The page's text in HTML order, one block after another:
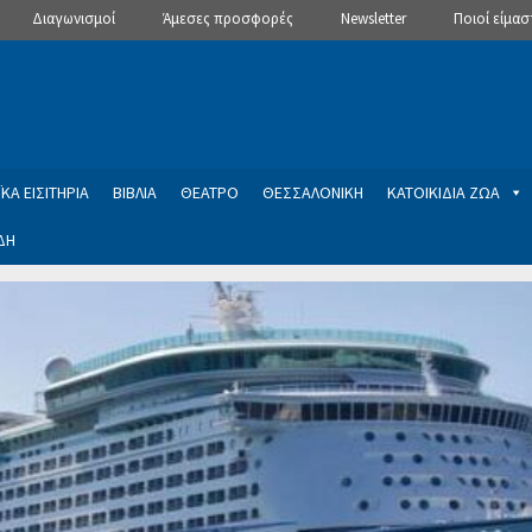
Διαγωνισμοί Άμεσες προσφορές Newsletter Ποιοί
ΕΙΣΙΤΗΡΙΑ ΒΙΒΛΙΑ ΘΕΑΤΡΟ ΘΕΣΣΑΛΟΝΙΚΗ ΚΑΤΟΙΚΙΔΙΑ ΖΩΑ
Manage SubscriptionsNewsletter
εγγραφής στο Newsletter του Dealistas.grΕπικοινωνία